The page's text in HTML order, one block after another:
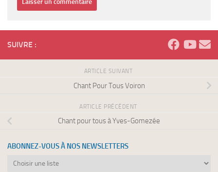
SUIVRE :
ARTICLE SUIVANT
Chant Pour Tous Voiron
ARTICLE PRÉCÉDENT
Chant pour tous à Yves-Gomezée
ABONNEZ-VOUS À NOS NEWSLETTERS
Abonnez-